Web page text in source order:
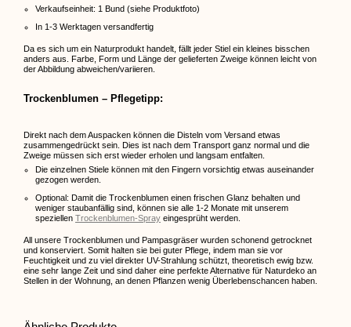
Verkaufseinheit: 1 Bund (siehe Produktfoto)
In 1-3 Werktagen versandfertig
Da es sich um ein Naturprodukt handelt, fällt jeder Stiel ein kleines bisschen
anders aus. Farbe, Form und Länge der gelieferten Zweige können leicht von
der Abbildung abweichen/variieren.
Trockenblumen – Pflegetipp:
Direkt nach dem Auspacken können die Disteln vom Versand etwas
zusammengedrückt sein. Dies ist nach dem Transport ganz normal und die
Zweige müssen sich erst wieder erholen und langsam entfalten.
Die einzelnen Stiele können mit den Fingern vorsichtig etwas auseinander
gezogen werden.
Optional: Damit die Trockenblumen einen frischen Glanz behalten und
weniger staubanfällig sind, können sie alle 1-2 Monate mit unserem
speziellen Trockenblumen-Spray eingesprüht werden.
All unsere Trockenblumen und Pampasgräser wurden schonend getrocknet
und konserviert. Somit halten sie bei guter Pflege, indem man sie vor
Feuchtigkeit und zu viel direkter UV-Strahlung schützt, theoretisch ewig bzw.
eine sehr lange Zeit und sind daher eine perfekte Alternative für Naturdeko an
Stellen in der Wohnung, an denen Pflanzen wenig Überlebenschancen haben.